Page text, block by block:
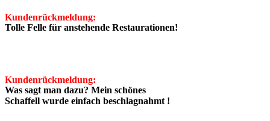
Rabatt - Aktion!
Unser Geschenk für Sie:
Ganzes Öko - Lammfell
in Wollweiß / Braun
Seidig glänzend!
30 % Prozent Reduziert!
Kundenrückmeldung:
Tolle Felle für anstehende Restaurationen!
Kundenrückmeldung:
Was sagt man dazu? Mein schönes
Schaffell wurde einfach beschlagnahmt !